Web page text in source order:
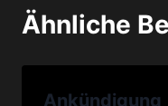
Ähnliche
Ankündigung